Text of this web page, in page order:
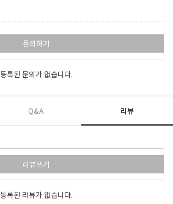
문의하기
등록된 문의가 없습니다.
Q&A 리뷰
리뷰쓰기
등록된 리뷰가 없습니다.